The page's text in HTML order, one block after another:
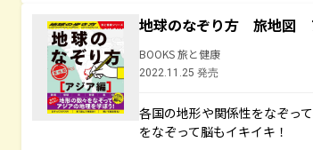
地球のなぞり方 旅地図
BOOKS 旅と健康
2022.11.25 発売
各国の地形や関係性をなぞっ
をなぞって脳もイキイキ！